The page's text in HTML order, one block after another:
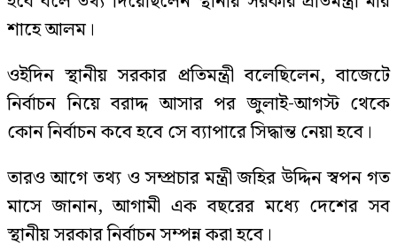
শাহে আলম।
ওইদিন স্থানীয় সরকার প্রতিমন্ত্রী বলেছিলেন, বাজেটে
নির্বাচন নিয়ে বরাদ্দ আসার পর জুলাই-আগস্ট থেকে
কোন নির্বাচন কবে হবে সে ব্যাপারে সিদ্ধান্ত নেয়া হবে।
তারও আগে তথ্য ও সম্প্রচার মন্ত্রী জহির উদ্দিন স্বপন গত
মাসে জানান, আগামী এক বছরের মধ্যে দেশের সব
স্থানীয় সরকার নির্বাচন সম্পন্ন করা হবে।